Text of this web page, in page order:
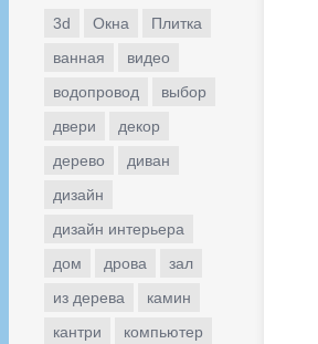
3d Окна
Плитка
ванная
видео
водопровод
выбор
двери
декор
дерево
диван
дизайн
дизайн интерьера
дом
дрова
зал
из дерева
камин
кантри
компьютер